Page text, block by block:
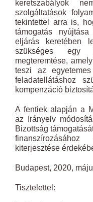
keretszabályok
szolgáltatások
tekintettel arra is,
támogatás
eljárás keretében
szükséges egy
megteremtése,
teszi az
feladatellátáshoz
kompenzáció
A fentiek alapján a
az Irányelv
Bizottság
kiterjesztése
Budapest, 2020,
Tisztelettel: